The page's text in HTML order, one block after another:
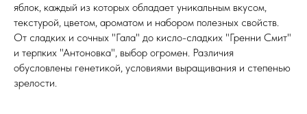
яблок, каждый из которых обладает уникальным вкусом,
текстурой, цветом, ароматом и набором полезных свойств.
От сладких и сочных "Гала" до кисло-сладких "Гренни Смит"
и терпких "Антоновка", выбор огромен. Различия
обусловлены генетикой, условиями выращивания и степенью
зрелости.